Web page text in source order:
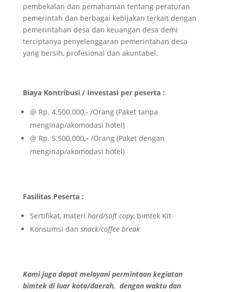
pembekalan dan pemahaman tentang peraturan
pemerintah dan berbagai kebijakan terkait dengan
pemerintahan desa dan keuangan desa demi
terciptanya penyelenggaran pemerintahan desa
yang bersih, profesional dan akuntabel.
Biaya Kontribusi / Investasi per peserta :
@ Rp. 4.500.000,- /Orang (Paket tanpa
menginap/akomodasi hotel)
@ Rp. 5.500.000,- /Orang (Paket dengan
menginap/akomodasi hotel)
Fasilitas Peserta :
Sertifikat, materi hard/soft copy, bimtek Kit
Konsumsi dan snack/coffee break
Kami juga dapat melayani permintaan kegiatan
bimtek di luar kota/daerah, dengan waktu dan